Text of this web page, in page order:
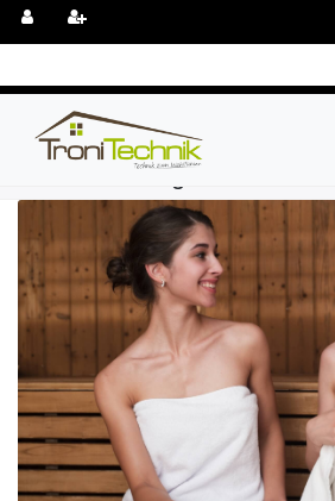
Suche nach Tag: